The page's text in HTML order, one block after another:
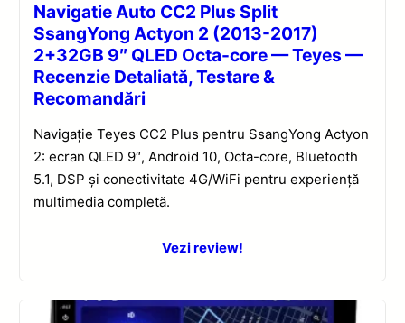
Navigatie Auto CC2 Plus Split
SsangYong Actyon 2 (2013-2017)
2+32GB 9″ QLED Octa-core — Teyes —
Recenzie Detaliată, Testare &
Recomandări
Navigație Teyes CC2 Plus pentru SsangYong Actyon
2: ecran QLED 9″, Android 10, Octa-core, Bluetooth
5.1, DSP și conectivitate 4G/WiFi pentru experiență
multimedia completă.
Vezi review!